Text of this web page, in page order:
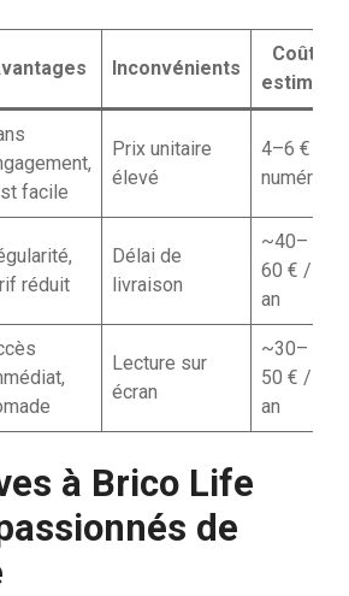
Inconvénients
Coût
estimé
facile
Prix unitaire
élevé
4–6 € /
numéro
réduit
Délai de
livraison
~40–
60 € /
an
Lecture sur
écran
~30–
50 € /
an
à Brico Life
de